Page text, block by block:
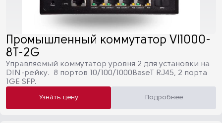
Промышленный коммутатор VI1000-
8T-2G
Управляемый коммутатор уровня 2 для установки на
DIN-рейку. 8 портов 10/100/1000BaseT RJ45, 2 порта
1GE SFP.
Узнать цену Подробнее